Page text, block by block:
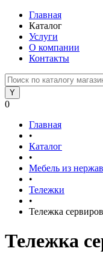
Главная
Каталог
Услуги
О компании
Контакты
0
Главная
•
Каталог
•
Мебель из
•
Тележки
•
Тележка
Тележка